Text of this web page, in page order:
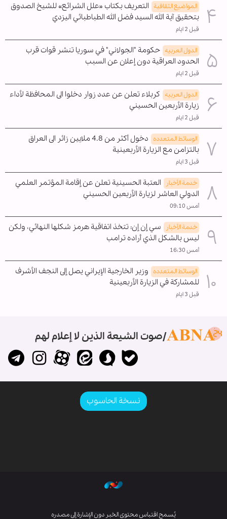
المواضیع الثقافية التعريف بكتاب «علل الشرائع» للشيخ الصدوق
بتحقيق آية الله السيد فضل الله الطباطبائي اليزدي
قبل 2 ايام
الدول العربیه حكومة "الجولاني" في سوريا تنشر قوات قرب
الحدود العراقية دون إعلان عن السبب
قبل 2 ايام
الدول العربیه كربلاء تعلن عن عدد زوار دخلوا الى المحافظة لأداء
زيارة الأربعين الحسيني
قبل 2 ايام
الوسائط المتعدده
دخول أكثر من 4.8 ملايين زائر الى العراق
بالتزامن مع الزيارة الأربعينية
قبل 3 ايام
خدمة الأخبار
العتبة الحسينية تعلن عن إقامة المؤتمر العلمي
الدولي العاشر لزيارة الأربعين الحسيني
أمس 09:10
خدمة الأخبار
سي إن إن: تتخذ اتفاقية هرمز شكلها النهائي، ولكن
ليس بالشكل الذي أراده ترامب
أمس 16:30
الوسائط المتعدده وزير الخارجية الإيراني يصل إلى النجف الأشرف
للمشاركة في الزيارة الأربعينية
قبل 3 ايام
صوت الشيعة الذين لا إعلام لهم
نسخة الحاسوب
يُسمح اقتباس محتوى الخبر دون الإشارة إلى مصدره